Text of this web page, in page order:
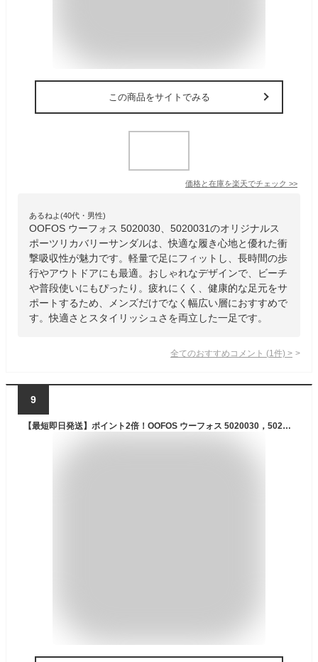
この商品をサイトでみる
価格と在庫を楽天でチェック >>
あるねよ(40代・男性)
OOFOS ウーフォス 5020030、5020031のオリジナルス
ポーツリカバリーサンダルは、快適な履き心地と優れた衝
撃吸収性が魅力です。軽量で足にフィットし、長時間の歩
行やアウトドアにも最適。おしゃれなデザインで、ビーチ
や普段使いにもぴったり。疲れにくく、健康的な足元をサ
ポートするため、メンズだけでなく幅広い層におすすめで
す。快適さとスタイリッシュさを両立した一足です。
全てのおすすめコメント (1 件) >
9
【最短即日発送】ポイント2倍！OOFOS ウーフォス 5020030，5020031 OOriginal Sport ウーオリジナルスポーツ リカバリーサンダル（20000400）【クーポン対象外】【T】｜スリッパ ビーチサンダル ビーサン 草履 つっかけ メンズ アウトドア ブランド おしゃれ かっこいい